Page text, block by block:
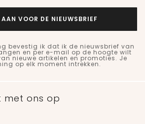
AAN VOOR DE NIEUWSBRIEF
bevestig ik dat ik de nieuwsbrief van
en per e-mail op de hoogte wilt
nieuwe artikelen en promoties. Je
op elk moment intrekken.
met ons op